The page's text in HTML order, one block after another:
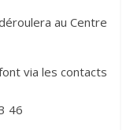
au Centre
via les contacts
46